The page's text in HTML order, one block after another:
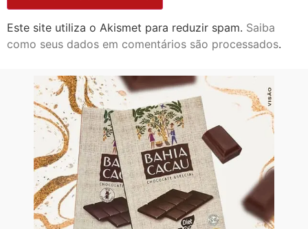
Este site utiliza o Akismet para reduzir spam. Saiba
como seus dados em comentários são processados.